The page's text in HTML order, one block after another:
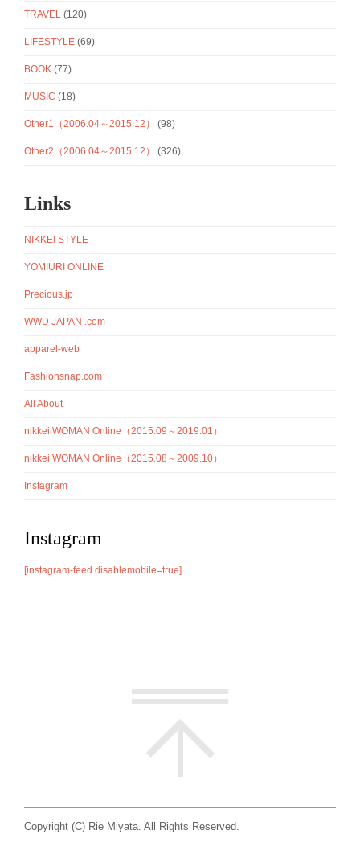
TRAVEL (120)
LIFESTYLE (69)
BOOK (77)
MUSIC (18)
Other1（2006.04～2015.12） (98)
Other2（2006.04～2015.12） (326)
Links
NIKKEI STYLE
YOMIURI ONLINE
Precious.jp
WWD JAPAN .com
apparel-web
Fashionsnap.com
All About
nikkei WOMAN Online（2015.09～2019.01）
nikkei WOMAN Online（2015.08～2009.10）
Instagram
Instagram
[instagram-feed disablemobile=true]
Copyright (C) Rie Miyata. All Rights Reserved.